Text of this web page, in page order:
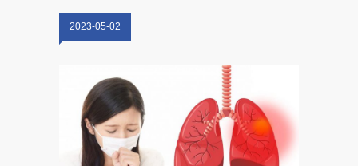
2023-05-02